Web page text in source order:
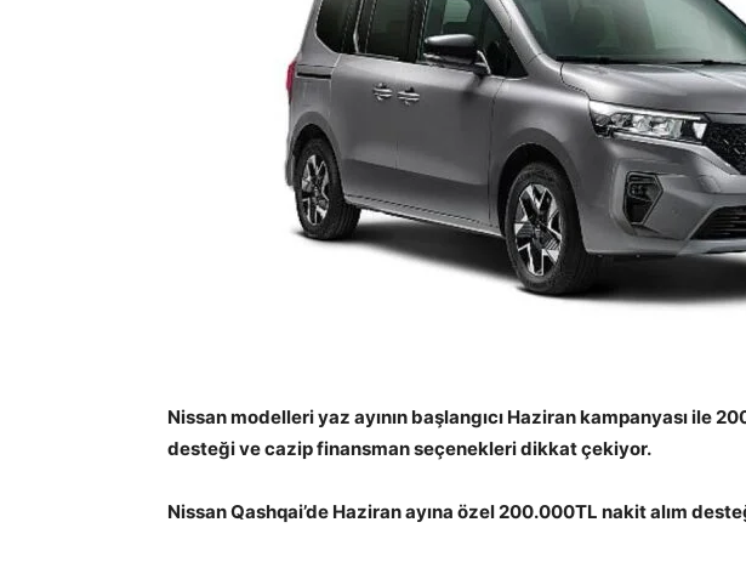
Nissan modelleri yaz ayının başlangıcı Haziran kampanyası ile
desteği ve cazip finansman seçenekleri dikkat çekiyor.
Nissan Qashqai’de Haziran ayına özel 200.000TL nakit alım